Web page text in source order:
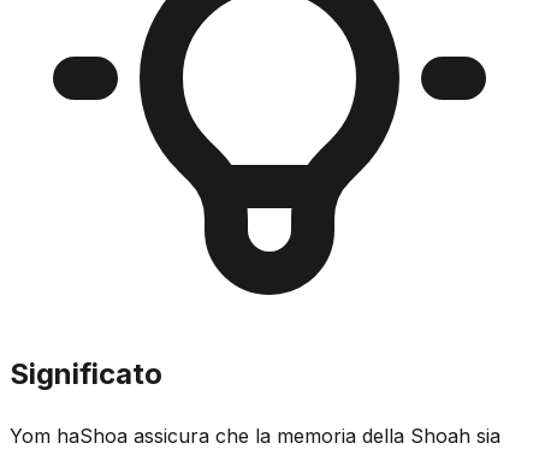
Significato
Yom haShoa assicura che la memoria della Shoah sia